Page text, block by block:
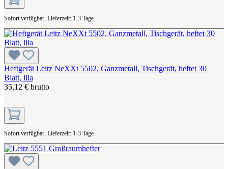
Sofort verfügbar, Lieferzeit: 1-3 Tage
Heftgerät Leitz NeXXt 5502, Ganzmetall, Tischgerät, heftet 30
Blatt, lila
35,12 € brutto
Sofort verfügbar, Lieferzeit: 1-3 Tage